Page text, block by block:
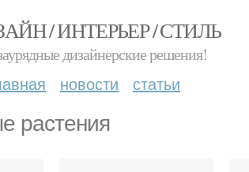
/ ИНТЕРЬЕР / СТИЛЬ
дизайнерские решения!
новости статьи
растения